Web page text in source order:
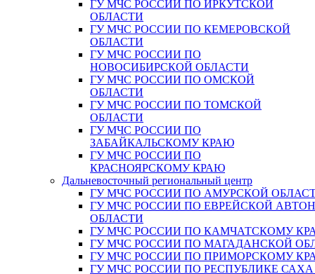
ГУ МЧС РОССИИ ПО ИРКУТСКОЙ
ОБЛАСТИ
ГУ МЧС РОССИИ ПО КЕМЕРОВСКОЙ
ОБЛАСТИ
ГУ МЧС РОССИИ ПО
НОВОСИБИРСКОЙ ОБЛАСТИ
ГУ МЧС РОССИИ ПО ОМСКОЙ
ОБЛАСТИ
ГУ МЧС РОССИИ ПО ТОМСКОЙ
ОБЛАСТИ
ГУ МЧС РОССИИ ПО
ЗАБАЙКАЛЬСКОМУ КРАЮ
ГУ МЧС РОССИИ ПО
КРАСНОЯРСКОМУ КРАЮ
Дальневосточный региональный центр
ГУ МЧС РОССИИ ПО АМУРСКОЙ
ГУ МЧС РОССИИ ПО ЕВРЕЙСКОЙ
ОБЛАСТИ
ГУ МЧС РОССИИ ПО КАМЧАТСКОМУ
ГУ МЧС РОССИИ ПО МАГАДАНСКОЙ
ГУ МЧС РОССИИ ПО ПРИМОРСКОМУ
ГУ МЧС РОССИИ ПО РЕСПУБЛИКЕ